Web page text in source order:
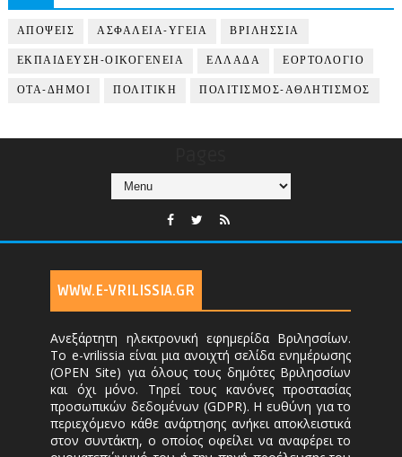
ΑΠΟΨΕΙΣ ΑΣΦΑΛΕΙΑ-ΥΓΕΙΑ ΒΡΙΛΗΣΣΙΑ
ΕΚΠΑΙΔΕΥΣΗ-ΟΙΚΟΓΕΝΕΙΑ ΕΛΛΑΔΑ ΕΟΡΤΟΛΟΓΙΟ
ΟΤΑ-ΔΗΜΟΙ ΠΟΛΙΤΙΚΗ ΠΟΛΙΤΙΣΜΟΣ-ΑΘΛΗΤΙΣΜΟΣ
WWW.E-VRILISSIA.GR
Ανεξάρτητη ηλεκτρονική εφημερίδα Βριλησσίων.
Το e-vrilissia είναι μια ανοιχτή σελίδα ενημέρωσης
(OPEN Site) για όλους τους δημότες Βριλησσίων
και όχι μόνο. Τηρεί τους κανόνες προστασίας
προσωπικών δεδομένων (GDPR). Η ευθύνη για το
περιεχόμενο κάθε ανάρτησης ανήκει αποκλειστικά
στον συντάκτη, ο οποίος οφείλει να αναφέρει το